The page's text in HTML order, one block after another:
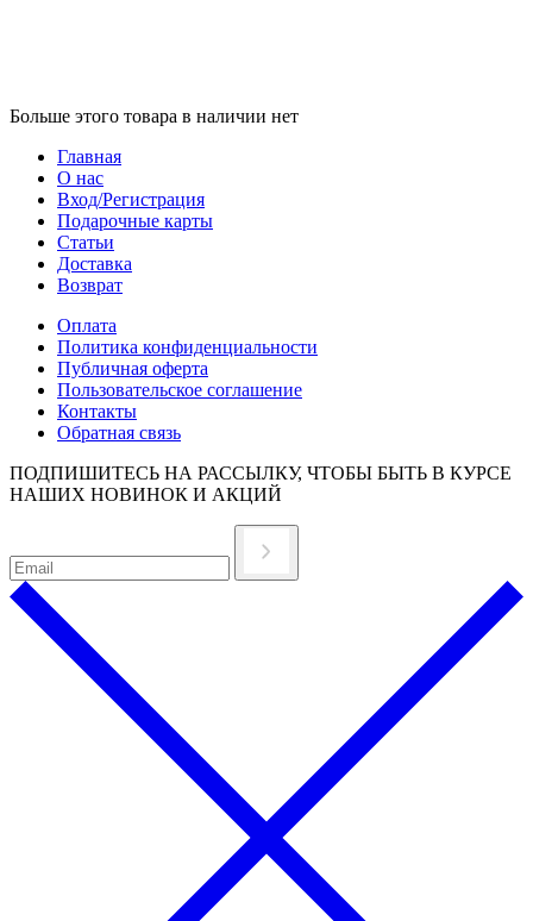
Больше этого товара в наличии нет
Главная
О нас
Вход/Регистрация
Подарочные карты
Статьи
Доставка
Возврат
Оплата
Политика конфиденциальности
Публичная оферта
Пользовательское соглашение
Контакты
Обратная связь
ПОДПИШИТЕСЬ НА РАССЫЛКУ, ЧТОБЫ БЫТЬ В КУРСЕ
НАШИХ НОВИНОК И АКЦИЙ